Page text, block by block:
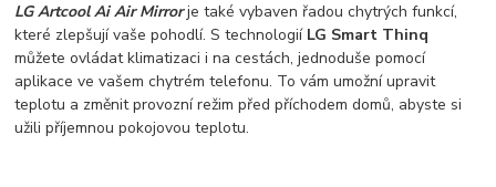
LG Artcool Ai Air Mirrorje také vybaven řadou chytrých funkcí,
které zlepšují vaše pohodlí. S technologií LG Smart Thinq
můžete ovládat klimatizaci i na cestách, jednoduše pomocí
aplikace ve vašem chytrém telefonu. To vám umožní upravit
teplotu a změnit provozní režim před příchodem domů, abyste si
užili příjemnou pokojovou teplotu.